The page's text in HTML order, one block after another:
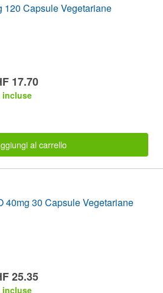
120 Capsule Vegetariane
17.70
incluse
al carrello
40mg 30 Capsule Vegetariane
25.35
incluse